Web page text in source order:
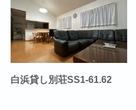
白浜貸し別荘SS1-61.62